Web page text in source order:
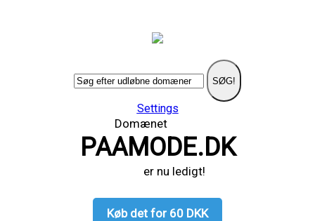
SØG!
Settings
Domænet
PAAMODE.DK
er nu ledigt!
Køb det for 60 DKK